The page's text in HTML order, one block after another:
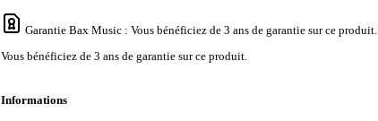
Garantie Bax Music : Vous bénéficiez de 3 ans de garantie sur ce produit.
Vous bénéficiez de 3 ans de garantie sur ce produit.
Informations